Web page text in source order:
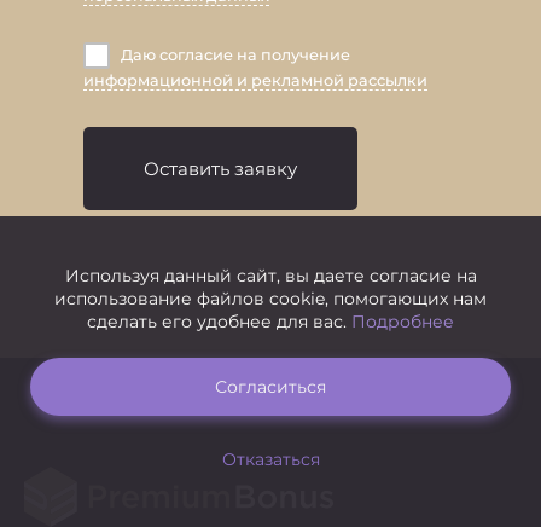
Даю согласие на получение
информационной и рекламной рассылки
Оставить заявку
Используя данный сайт, вы даете согласие на
использование файлов cookie, помогающих нам
сделать его удобнее для вас. Подробнее
Согласиться
Отказаться